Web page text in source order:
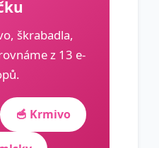
škrabadla,
z 13 e-
🥣 Krmivo